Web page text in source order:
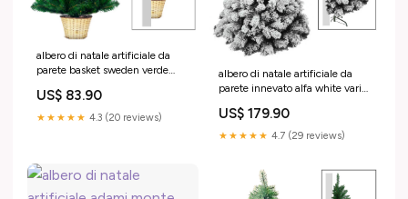
albero di natale artificiale da
parete basket sweden verde
le:Hauteur 180cm
US$ 83.90
★★★★★ 4.3 (20 reviews)
albero di natale artificiale da
parete innevato alfa white varie
US$ 179.90
★★★★★ 4.7 (29 reviews)